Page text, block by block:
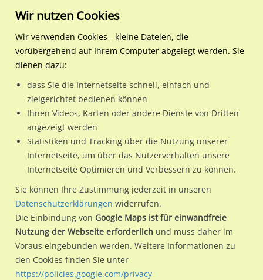
Regionale Plakatwerbung Hessen
Darmstadt,
Eschollbrücker Str./
Nutze günstige Werbemöglichkeiten am Standort
Eschollbrücker Str./Kronstädter Weg 12/We.li. CSim Ortsteil
Heimstättensiedlung)in Darmstadt, Wissenschaftsstadt.
Wir erheben für jede unserer Werbeflächen individuelle und
aktuelleStandortinformationenundLeistungswerte. Damit
kannst du dich schon vor der Buchung im Detail über den
Standort, seine Reichweite und Werbewirkung sowie
eventuelle Beschränkungen in den zugelassenen
Wir nutzen Cookies
Wir verwenden Cookies - kleine Dateien, die
vorübergehend auf Ihrem Computer abgelegt werden. Sie
dienen dazu:
dass Sie die Internetseite schnell, einfach und
zielgerichtet bedienen können
Ihnen Videos, Karten oder andere Dienste von Dritten
angezeigt werden
Statistiken und Tracking über die Nutzung unserer
Internetseite, um über das Nutzerverhalten unsere
Internetseite Optimieren und Verbessern zu können.
Sie können Ihre Zustimmung jederzeit in unseren
Datenschutzerklärungen widerrufen.
Die Einbindung von Google Maps ist für einwandfreie
Nutzung der Webseite erforderlich und muss daher im
Voraus eingebunden werden. Weitere Informationen zu
den Cookies finden Sie unter
https://policies.google.com/privacy